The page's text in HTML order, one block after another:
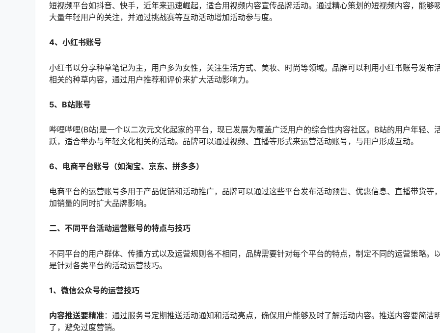
短视频平台如抖音、快手，近年来迅速崛起，适合用视频内容宣传品牌活动。通过精心策划的短视频内容，能够
大量年轻用户的关注，并通过挑战赛等互动活动增加活动参与度。
4、小红书账号
小红书以分享种草笔记为主，用户多为女性，关注生活方式、美妆、时尚等领域。品牌可以利用小红书账号发布
相关的种草内容，通过用户推荐和评价来扩大活动影响力。
5、B站账号
哔哩哔哩(B站)是一个以二次元文化起家的平台，现已发展为覆盖广泛用户的综合性内容社区。B站的用户年轻、
跃，适合举办与年轻文化相关的活动。品牌可以通过视频、直播等形式来运营活动账号，与用户形成互动。
6、电商平台账号（如淘宝、京东、拼多多）
电商平台的运营账号多用于产品促销和活动推广，品牌可以通过这些平台发布活动预告、优惠信息、直播带货等
加销量的同时扩大品牌影响。
二、不同平台活动运营账号的特点与技巧
不同平台的用户群体、传播方式以及运营规则各不相同，品牌需要针对每个平台的特点，制定不同的运营策略。
是针对各类平台的活动运营技巧。
1、微信公众号的运营技巧
内容推送要精准：通过服务号定期推送活动通知和活动亮点，确保用户能够及时了解活动内容。推送内容要简洁
了，避免过度营销。